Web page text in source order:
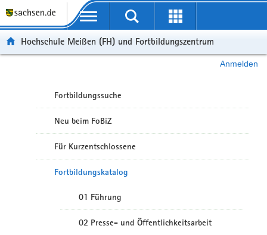
Portalübergreifende Navigation
Hochschule Meißen (FH) und Fortbildungszentrum
Anmelden
Fortbildungssuche
Neu beim FoBiZ
Für Kurzentschlossene
Fortbildungskatalog
01 Führung
02 Presse- und Öffentlichkeitsarbeit